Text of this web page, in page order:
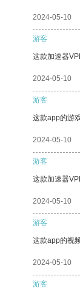
2024-05-10
游客
这款加速器
2024-05-10
游客
这款app的游
2024-05-10
游客
这款加速器
2024-05-10
游客
这款app的视
2024-05-10
游客